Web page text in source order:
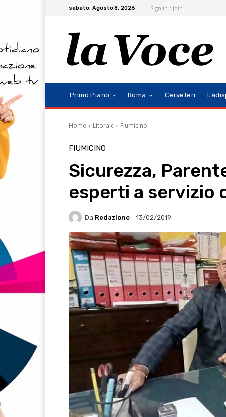
sabato, Agosto 8, 2026 Sign in / Join
Primo Piano Roma Cerveteri
Home Litorale Fiumicino
FIUMICINO
Sicurezza,
esperti a servizio
Da Redazione 13/02/2019